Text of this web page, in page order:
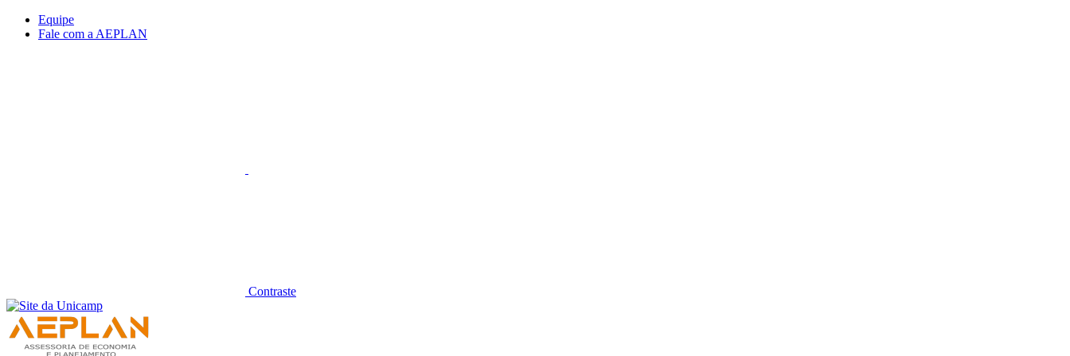
Conteúdo principal
Equipe
Fale com a AEPLAN
Contraste